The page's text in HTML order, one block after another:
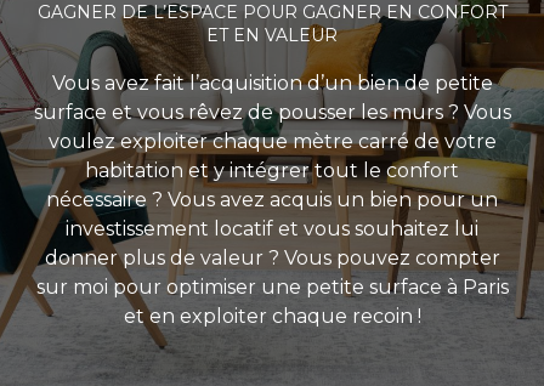
GAGNER DE L’ESPACE POUR GAGNER EN CONFORT
ET EN VALEUR
Vous avez fait l’acquisition d’un bien de petite
surface et vous rêvez de pousser les murs ? Vous
voulez exploiter chaque mètre carré de votre
habitation et y intégrer tout le confort
nécessaire ? Vous avez acquis un bien pour un
investissement locatif et vous souhaitez lui
donner plus de valeur ? Vous pouvez compter
sur moi pour optimiser une petite surface à Paris
et en exploiter chaque recoin !